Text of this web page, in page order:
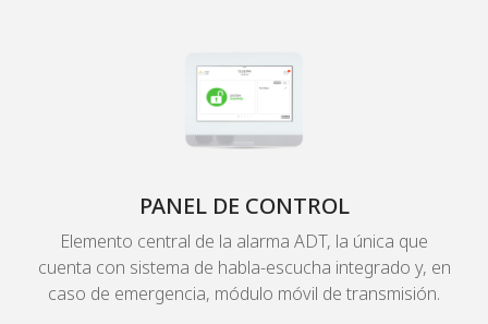
PANEL DE CONTROL
Elemento central de la alarma ADT, la única que
cuenta con sistema de habla-escucha integrado y, en
caso de emergencia, módulo móvil de transmisión.